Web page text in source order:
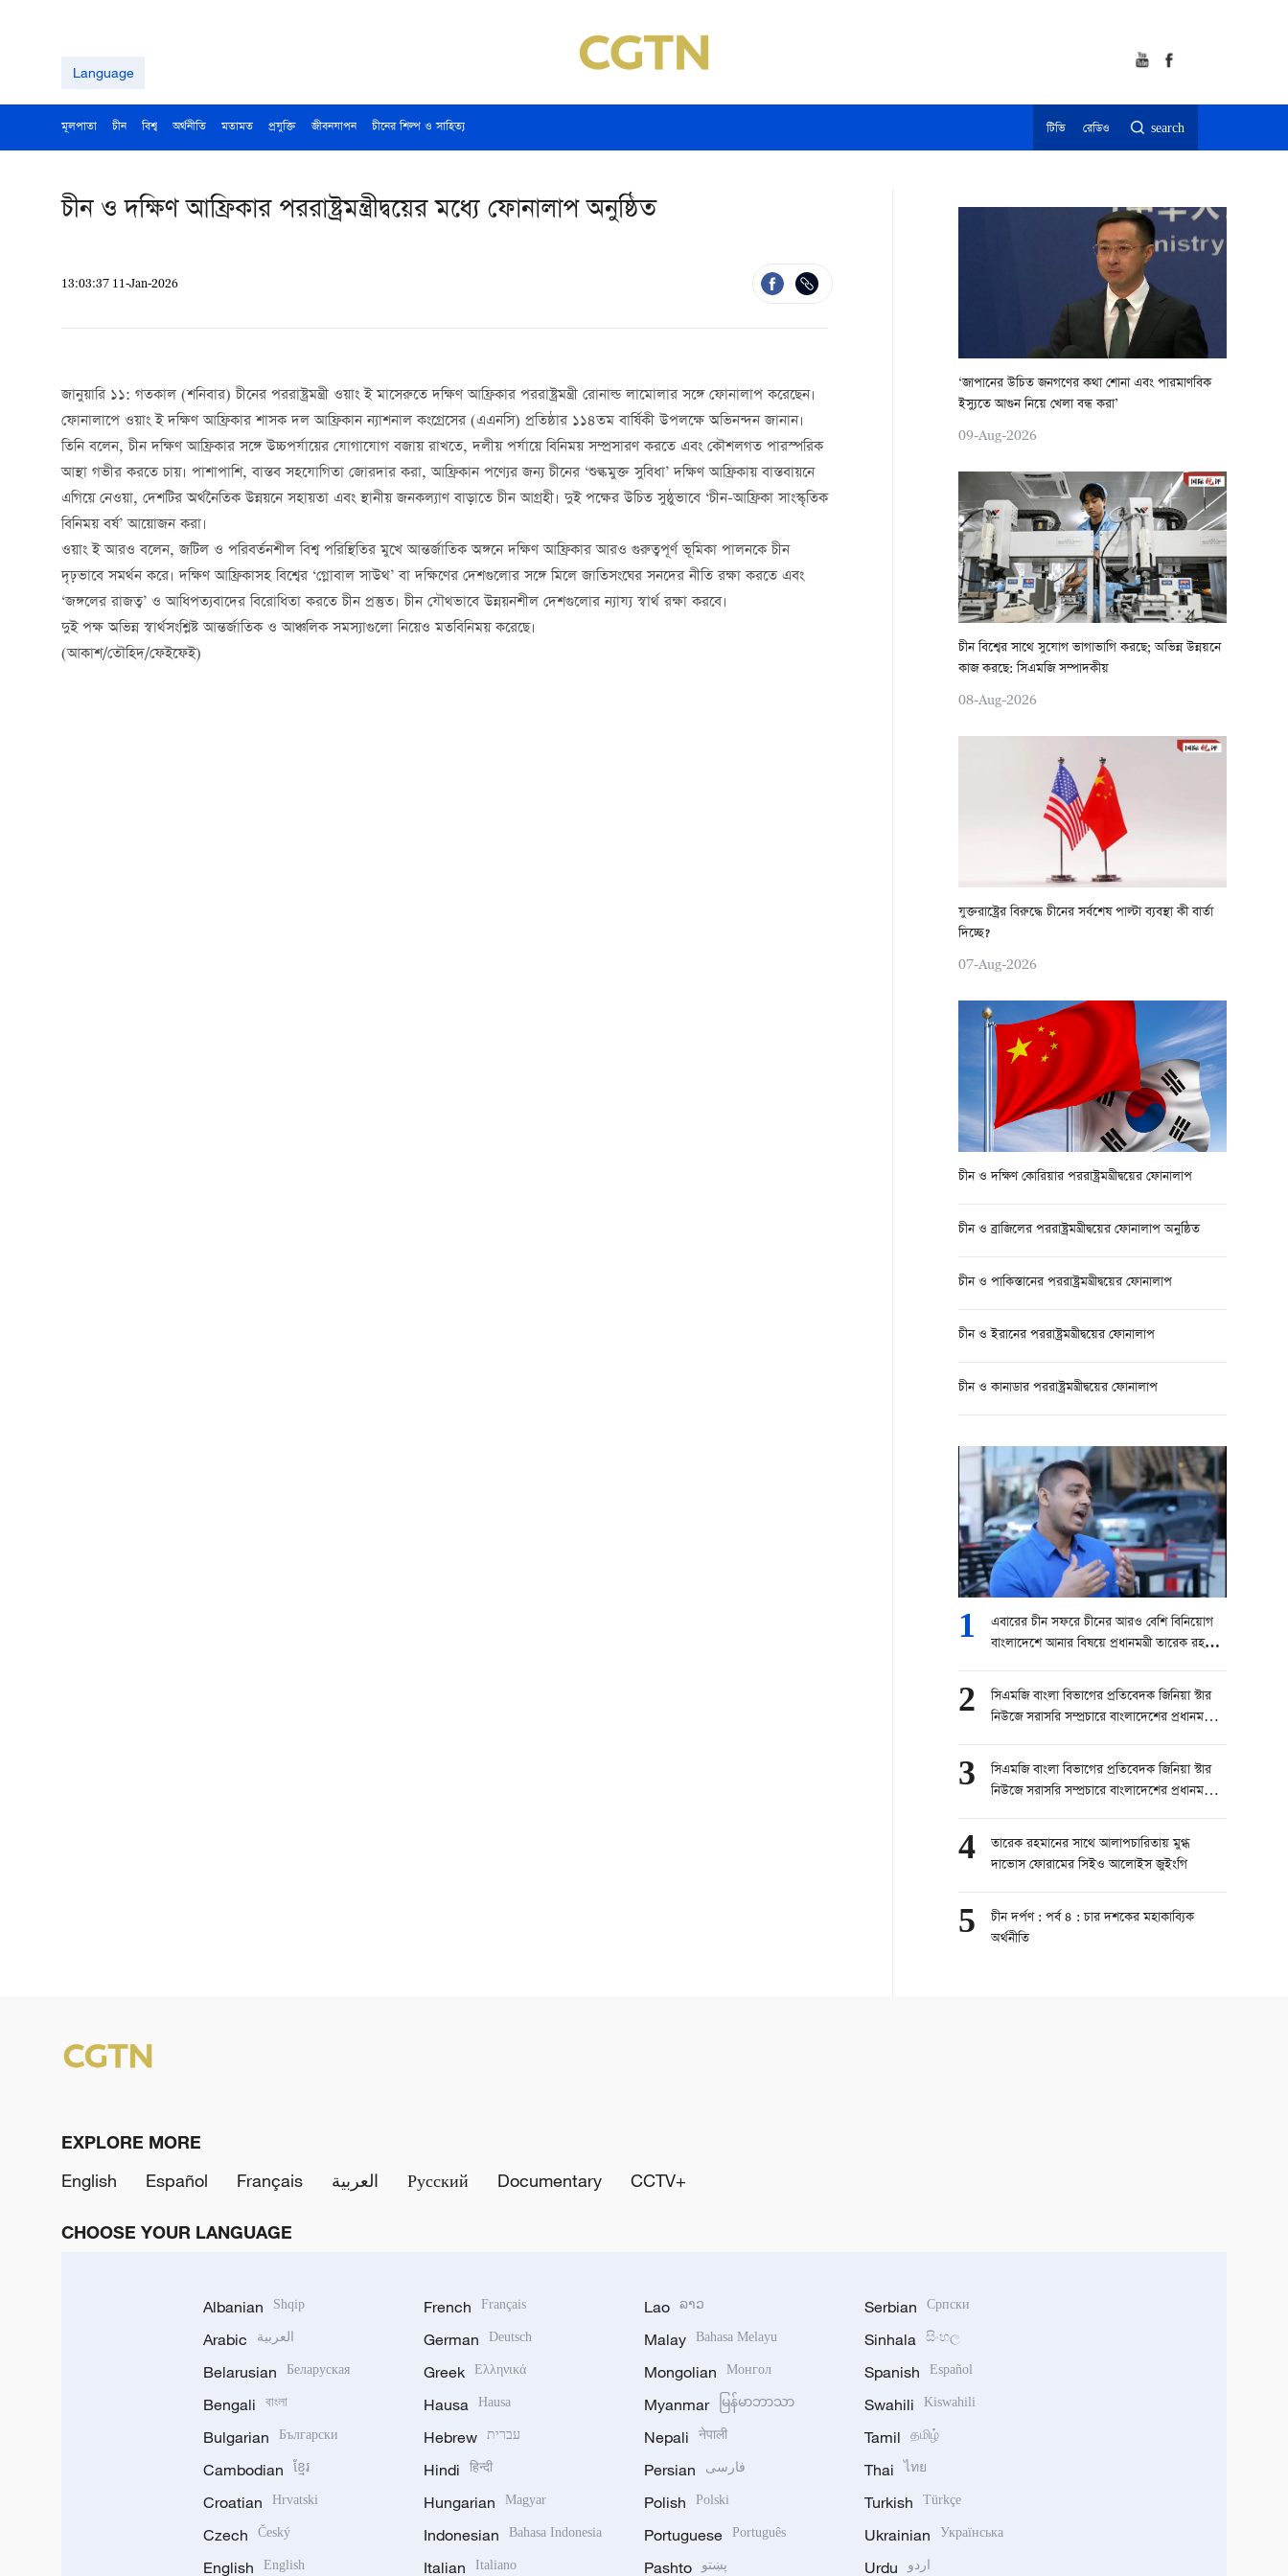
Language
মূলপাতা চীন বিশ্ব অর্থনীতি মতামত প্রযুক্তি জীবনযাপন চীনের শিল্প ও সাহিত্য টিভি রেডিও search
চীন ও দক্ষিণ আফ্রিকার পররাষ্ট্রমন্ত্রীদ্বয়ের মধ্যে ফোনালাপ অনুষ্ঠিত
13:03:37 11-Jan-2026
জানুয়ারি ১১: গতকাল (শনিবার) চীনের পররাষ্ট্রমন্ত্রী ওয়াং ই মাসেরুতে দক্ষিণ আফ্রিকার পররাষ্ট্রমন্ত্রী রোনাল্ড লামোলার সঙ্গে ফোনালাপ করেছেন।
ফোনালাপে ওয়াং ই দক্ষিণ আফ্রিকার শাসক দল আফ্রিকান ন্যাশনাল কংগ্রেসের (এএনসি) প্রতিষ্ঠার ১১৪তম বার্ষিকী উপলক্ষে অভিনন্দন জানান।
তিনি বলেন, চীন দক্ষিণ আফ্রিকার সঙ্গে উচ্চপর্যায়ের যোগাযোগ বজায় রাখতে, দলীয় পর্যায়ে বিনিময় সম্প্রসারণ করতে এবং কৌশলগত পারস্পরিক
আস্থা গভীর করতে চায়। পাশাপাশি, বাস্তব সহযোগিতা জোরদার করা, আফ্রিকান পণ্যের জন্য চীনের ‘শুল্কমুক্ত সুবিধা’ দক্ষিণ আফ্রিকায় বাস্তবায়নে
এগিয়ে নেওয়া, দেশটির অর্থনৈতিক উন্নয়নে সহায়তা এবং স্থানীয় জনকল্যাণ বাড়াতে চীন আগ্রহী। দুই পক্ষের উচিত সুষ্ঠুভাবে ‘চীন-আফ্রিকা সাংস্কৃতিক
বিনিময় বর্ষ’ আয়োজন করা।
ওয়াং ই আরও বলেন, জটিল ও পরিবর্তনশীল বিশ্ব পরিস্থিতির মুখে আন্তর্জাতিক অঙ্গনে দক্ষিণ আফ্রিকার আরও গুরুত্বপূর্ণ ভূমিকা পালনকে চীন
দৃঢ়ভাবে সমর্থন করে। দক্ষিণ আফ্রিকাসহ বিশ্বের ‘গ্লোবাল সাউথ’ বা দক্ষিণের দেশগুলোর সঙ্গে মিলে জাতিসংঘের সনদের নীতি রক্ষা করতে এবং
‘জঙ্গলের রাজত্ব’ ও আধিপত্যবাদের বিরোধিতা করতে চীন প্রস্তুত। চীন যৌথভাবে উন্নয়নশীল দেশগুলোর ন্যায্য স্বার্থ রক্ষা করবে।
দুই পক্ষ অভিন্ন স্বার্থসংশ্লিষ্ট আন্তর্জাতিক ও আঞ্চলিক সমস্যাগুলো নিয়েও মতবিনিময় করেছে।
(আকাশ/তৌহিদ/ফেইফেই)
‘জাপানের উচিত জনগণের কথা শোনা এবং পারমাণবিক
ইস্যুতে আগুন নিয়ে খেলা বন্ধ করা’
09-Aug-2026
চীন বিশ্বের সাথে সুযোগ ভাগাভাগি করছে; অভিন্ন উন্নয়নে
কাজ করছে: সিএমজি সম্পাদকীয়
08-Aug-2026
যুক্তরাষ্ট্রের বিরুদ্ধে চীনের সর্বশেষ পাল্টা ব্যবস্থা কী বার্তা
দিচ্ছে?
07-Aug-2026
চীন ও দক্ষিণ কোরিয়ার পররাষ্ট্রমন্ত্রীদ্বয়ের ফোনালাপ
চীন ও ব্রাজিলের পররাষ্ট্রমন্ত্রীদ্বয়ের ফোনালাপ অনুষ্ঠিত
চীন ও পাকিস্তানের পররাষ্ট্রমন্ত্রীদ্বয়ের ফোনালাপ
চীন ও ইরানের পররাষ্ট্রমন্ত্রীদ্বয়ের ফোনালাপ
চীন ও কানাডার পররাষ্ট্রমন্ত্রীদ্বয়ের ফোনালাপ
1
এবারের চীন সফরে চীনের আরও বেশি বিনিয়োগ
বাংলাদেশে আনার বিষয়ে প্রধানমন্ত্রী তারেক রহমান
সিনিয়র রিপোর্টার, চ্যানেল ২৪
2
সিএমজি বাংলা বিভাগের প্রতিবেদক জিনিয়া স্টার
নিউজে সরাসরি সম্প্রচারে বাংলাদেশের প্রধানমন্ত্রী
part 1
3
সিএমজি বাংলা বিভাগের প্রতিবেদক জিনিয়া স্টার
নিউজে সরাসরি সম্প্রচারে বাংলাদেশের প্রধানমন্ত্রী
part 2
4
তারেক রহমানের সাথে আলাপচারিতায় মুগ্ধ
দাভোস ফোরামের সিইও আলোইস জুইংগি
5
চীন দর্পণ : পর্ব ৪ : চার দশকের মহাকাব্যিক
অর্থনীতি
EXPLORE MORE
English
Español Français العربية Русский Documentary CCTV+
CHOOSE YOUR LANGUAGE
Albanian Shqip
Arabic العربية
Belarusian Беларуская
Bengali বাংলা
Bulgarian Български
Cambodian ខ្មែរ
Croatian Hrvatski
Czech Český
English English
French Français
German Deutsch
Greek Ελληνικά
Hausa Hausa
Hebrew עברית
Hindi हिन्दी
Hungarian Magyar
Indonesian Bahasa Indonesia
Italian Italiano
Lao ລາວ
Malay Bahasa Melayu
Mongolian Монгол
Myanmar မြန်မာဘာသာ
Nepali नेपाली
Persian فارسی
Polish Polski
Portuguese Português
Pashto پښتو
Serbian Српски
Sinhala සිංහල
Spanish Español
Swahili Kiswahili
Tamil தமிழ்
Thai ไทย
Turkish Türkçe
Ukrainian Українська
Urdu اردو